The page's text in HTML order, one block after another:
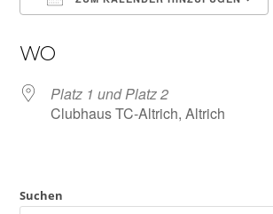
WO
Platz 1 und Platz 2
Clubhaus TC-Altrich, Altrich
Suchen